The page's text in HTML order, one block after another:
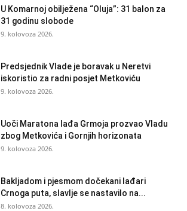
U Komarnoj obilježena “Oluja”: 31 balon za
31 godinu slobode
9. kolovoza 2026.
Predsjednik Vlade je boravak u Neretvi
iskoristio za radni posjet Metkoviću
9. kolovoza 2026.
Uoči Maratona lađa Grmoja prozvao Vladu
zbog Metkovića i Gornjih horizonata
9. kolovoza 2026.
Bakljadom i pjesmom dočekani lađari
Crnoga puta, slavlje se nastavilo na...
8. kolovoza 2026.